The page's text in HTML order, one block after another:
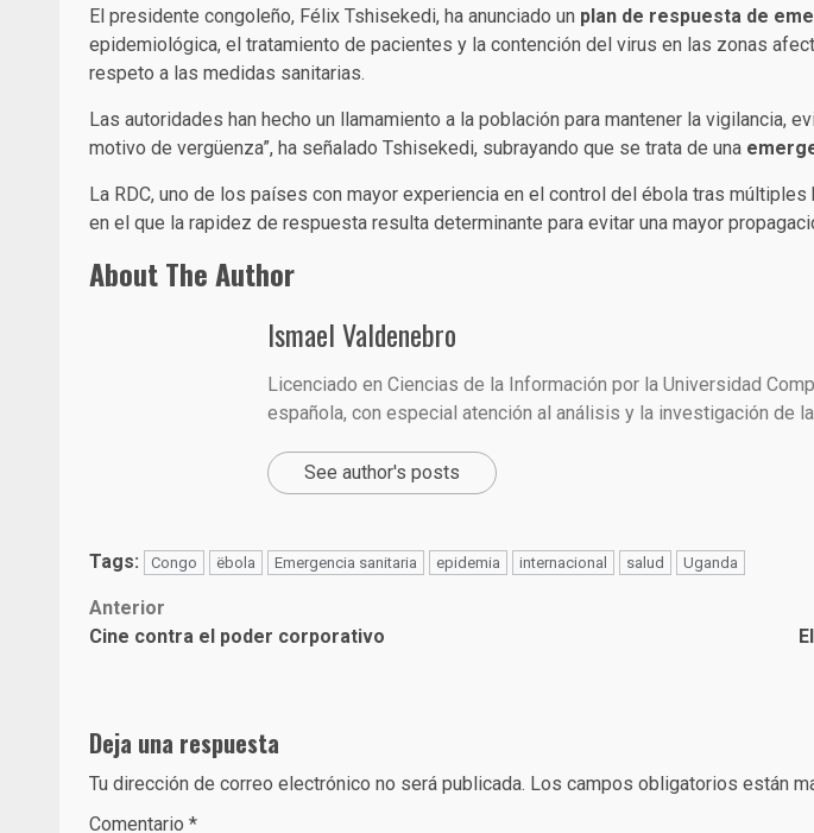
El presidente congoleño, Félix Tshisekedi, ha anunciado un plan de respuesta de
epidemiológica, el tratamiento de pacientes y la contención del virus en las zonas
respeto a las medidas sanitarias.
Las autoridades han hecho un llamamiento a la población para mantener la vigilancia,
motivo de vergüenza”, ha señalado Tshisekedi, subrayando que se trata de una
La RDC, uno de los países con mayor experiencia en el control del ébola tras
en el que la rapidez de respuesta resulta determinante para evitar una mayor
About The Author
Ismael Valdenebro
Licenciado en Ciencias de la Información por la Universidad
española, con especial atención al análisis y la investigación de
See author's posts
Tags: Congo ëbola Emergencia sanitaria epidemia internacional salud Uganda
Post
navigation
Anterior
Cine contra el poder corporativo
Deja una respuesta
Tu dirección de correo electrónico no será publicada. Los campos obligatorios están
Comentario *